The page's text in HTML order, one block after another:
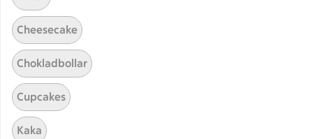
Cheesecake
Chokladbollar
Cupcakes
Kaka